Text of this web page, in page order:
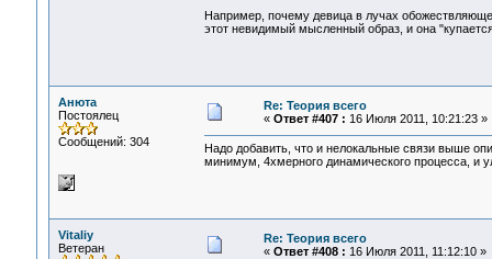
Например, почему девица в лучах
этот невидимый мысленный образ, и она
Анюта
Постоялец
Сообщений: 304
Re: Теория всего
« Ответ #407 : 16 Июля 2011, 10:21:23 »
Надо добавить, что и нелокальные связи выше
минимум, 4хмерного динамического процесса, и
Vitaliy
Ветеран
Re: Теория всего
« Ответ #408 : 16 Июля 2011, 11:12:10 »